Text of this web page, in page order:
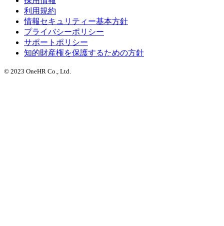
利用規約
情報セキュリティー基本方針
プライバシーポリシー
サポートポリシー
知的財産権を保護するための方針
© 2023 OneHR Co., Ltd.